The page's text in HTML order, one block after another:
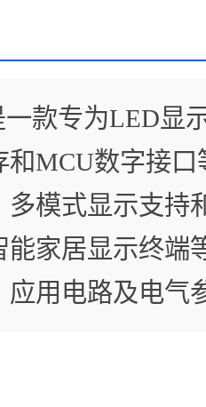
一款专为LED显
和MCU数字接
多模式显示支持
能家居显示终端
应用电路及电气